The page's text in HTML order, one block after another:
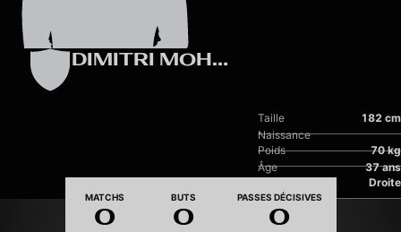
DIMITRI MOHAMED
Taille 182 cm
Poids 70 kg
Droite
Naissance
Âge 37 ans
MATCHS
0
BUTS
0
PASSES DÉCISIVES
0